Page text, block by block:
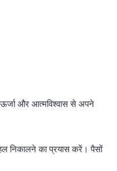
और आत्मविश्वास से अपने
निकालने का प्रयास करें। पैसों